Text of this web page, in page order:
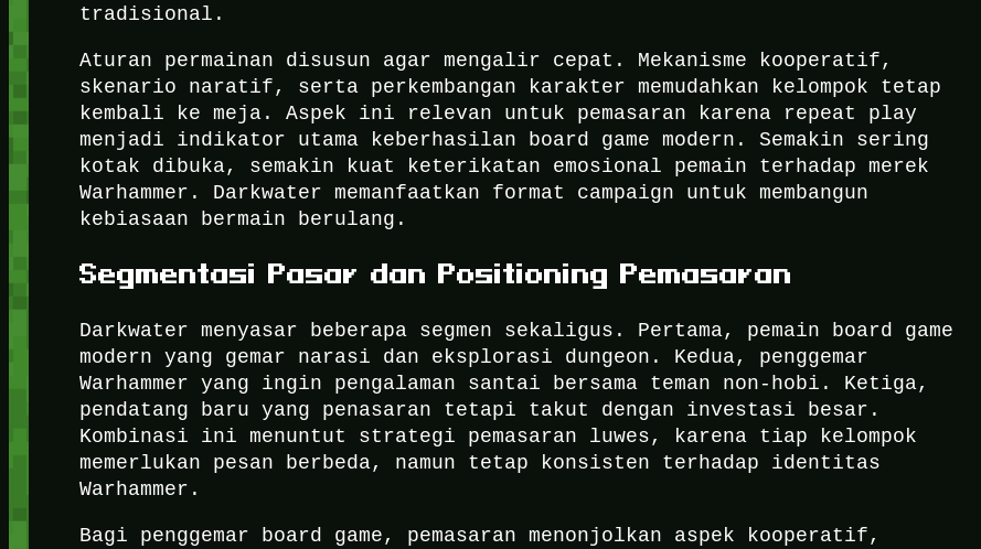
tradisional.
Aturan permainan disusun agar mengalir cepat. Mekanisme kooperatif,
skenario naratif, serta perkembangan karakter memudahkan kelompok tetap
kembali ke meja. Aspek ini relevan untuk pemasaran karena repeat play
menjadi indikator utama keberhasilan board game modern. Semakin sering
kotak dibuka, semakin kuat keterikatan emosional pemain terhadap merek
Warhammer. Darkwater memanfaatkan format campaign untuk membangun
kebiasaan bermain berulang.
Segmentasi Pasar dan Positioning Pemasaran
Darkwater menyasar beberapa segmen sekaligus. Pertama, pemain board game
modern yang gemar narasi dan eksplorasi dungeon. Kedua, penggemar
Warhammer yang ingin pengalaman santai bersama teman non-hobi. Ketiga,
pendatang baru yang penasaran tetapi takut dengan investasi besar.
Kombinasi ini menuntut strategi pemasaran luwes, karena tiap kelompok
memerlukan pesan berbeda, namun tetap konsisten terhadap identitas
Warhammer.
Bagi penggemar board game, pemasaran menonjolkan aspek kooperatif,